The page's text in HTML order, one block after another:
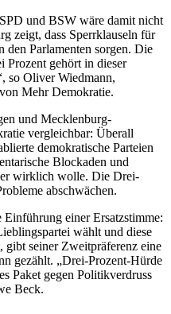
und BSW wäre damit nicht
zeigt, dass Sperrklauseln für
den Parlamenten sorgen. Die
Prozent gehört in dieser
so Oliver Wiedmann,
Mehr Demokratie.
und Mecklenburg-
vergleichbar: Überall
demokratische Parteien
Blockaden und
wirklich wolle. Die Drei-
abschwächen.
einer Ersatzstimme:
wählt und diese
gibt seiner Zweitpräferenz eine
gezählt. „Drei-Prozent-Hürde
Paket gegen Politikverdruss
Beck.